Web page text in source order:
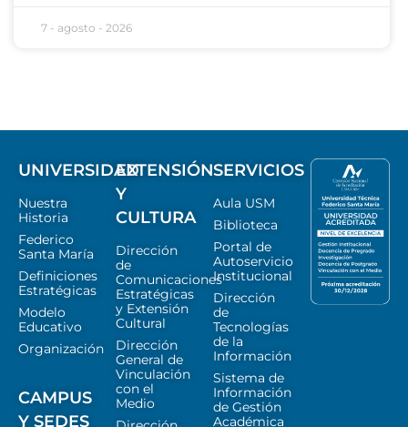
7 - agosto - 2026
UNIVERSIDAD
Nuestra
Historia
Federico
Santa María
Definiciones
Estratégicas
Modelo
Educativo
Organización
CAMPUS
Y SEDES
EXTENSIÓN
Y
CULTURA
Dirección
de
Comunicaciones
Estratégicas
y Extensión
Cultural
Dirección
General de
Vinculación
con el
Medio
SERVICIOS
Aula USM
Biblioteca
Portal de
Autoservicio
Institucional
Dirección
de
Tecnologías
de la
Información
Sistema de
Información
de Gestión
Académica